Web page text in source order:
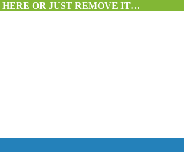
OR JUST REMOVE IT…